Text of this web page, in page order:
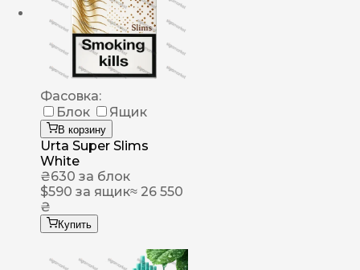
Фасовка:
Блок
Ящик
В корзину
Urta Super Slims
White
₴630 за блок
$590 за ящик≈ 26 550
₴
Купить